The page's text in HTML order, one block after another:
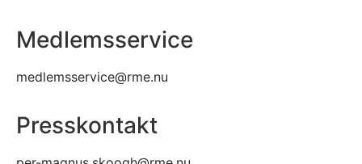
Medlemsservice
medlemsservice@rme.nu
Presskontakt